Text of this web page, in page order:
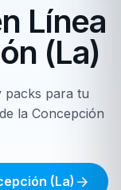
Línea
(La)
packs para tu
la Concepción
(La)